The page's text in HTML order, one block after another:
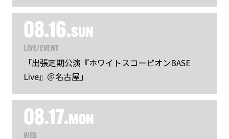
08.16.SUN
LIVE/EVENT
「出張定期公演『ホワイトスコーピオンBASE
Live』＠名古屋」
08.17.MON
WEB